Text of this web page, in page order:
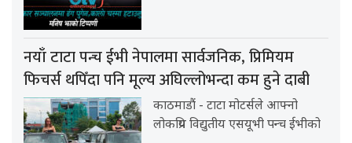
नयाँ टाटा पन्च ईभी नेपालमा सार्वजनिक, प्रिमियम
फिचर्स थपिँदा पनि मूल्य अघिल्लोभन्दा कम हुने दाबी
काठमाडौं - टाटा मोटर्सले आफ्नो
लोकप्रिय विद्युतीय एसयूभी पन्च ईभीको